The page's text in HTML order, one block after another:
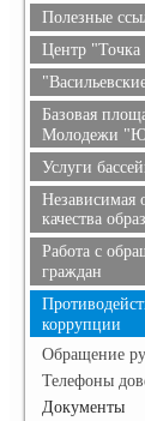
безопасность
Гражданская
Полезные
Центр "Точка
О центре
Документы
программы
Педагоги
Материально-
база
Мероприятия
организациями
Обратная
социальные
Достижения и
обучающихся
Базовая
Молодежи
Услуги
Независимая
качества
Работа с
граждан
коррупции
Обращение
Телефоны
Документы